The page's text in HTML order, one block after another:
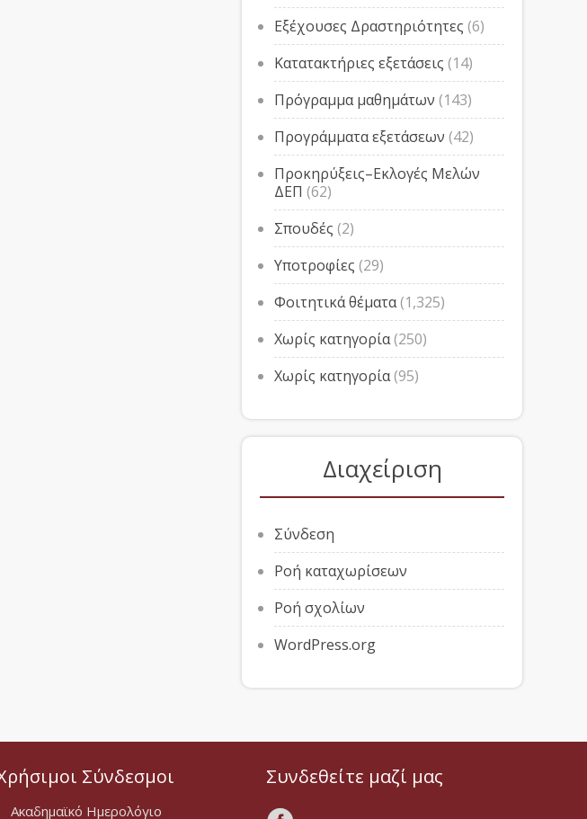
Εξέχουσες Δραστηριότητες (6)
Κατατακτήριες εξετάσεις (14)
Πρόγραμμα μαθημάτων (143)
Προγράμματα εξετάσεων (42)
Προκηρύξεις–Εκλογές Μελών
ΔΕΠ (62)
Σπουδές (2)
Υποτροφίες (29)
Φοιτητικά θέματα(1,325)
Χωρίς κατηγορία(250)
Χωρίς κατηγορία(95)
Διαχείριση
Σύνδεση
Ροή καταχωρίσεων
Ροή σχολίων
WordPress.org
Σύνδεσμοι
Ακαδημαϊκό Ημερολόγιο
Συνδεθείτε μαζί μας